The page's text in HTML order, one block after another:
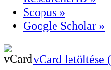
Scopus »
Google Scholar »
vCard letöltése